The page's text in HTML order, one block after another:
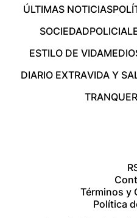
ÚLTIMAS NOTICIAS
SOCIEDAD
ESTILO DE VIDA
DIARIO EXTRAVIDA Y
Términos y
Política